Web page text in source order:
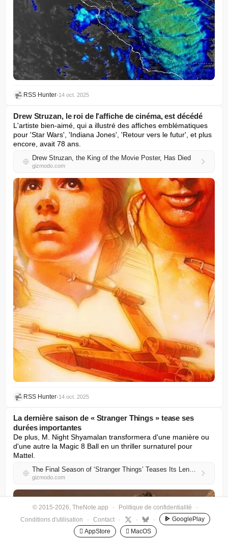
RSS Hunter•14 oct. 2025
Drew Struzan, le roi de l'affiche de cinéma, est décédé
L'artiste bien-aimé, qui a illustré des affiches emblématiques
pour 'Star Wars', 'Indiana Jones', 'Retour vers le futur', et plus
encore, avait 78 ans.
Drew Struzan, the King of the Movie Poster, Has Died
gizmodo.com
RSS Hunter•14 oct. 2025
La dernière saison de « Stranger Things » tease ses
durées importantes
De plus, M. Night Shyamalan transformera d'une manière ou
d'une autre la Magic 8 Ball en un thriller surnaturel pour
Mattel.
The Final Season of ‘Stranger Things’ Teases Its Lengthy Runtimes
gizmodo.com
© 2015-2026, TheNote.app · Politique de confidentialité
·
Conditions d'utilisation
· Contact · · ·
GooglePlay
 AppStore
 MacOS